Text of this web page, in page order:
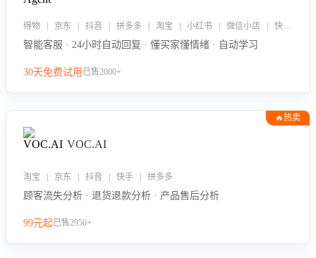
得物 | 京东 | 抖音 | 拼多多 | 淘宝 | 小红书 | 微信小店 | 快手 | 唯品会
智能客服 · 24小时自动回复 · 懂买家懂情绪 · 自动学习
30天免费试用 已售2000+
🔥热卖
VOC.AI
淘宝 | 京东 | 抖音 | 快手 | 拼多多
顾客流失分析 · 退货退款分析 · 产品售后分析
99元起已售2950+